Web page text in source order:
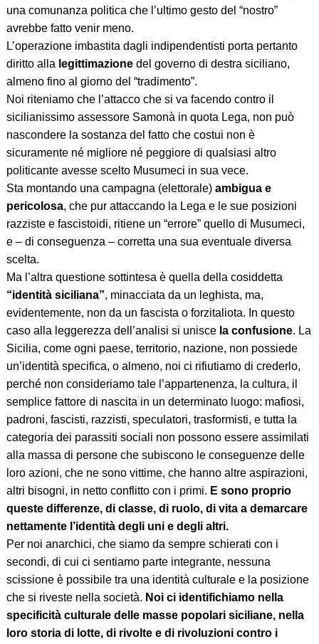
una comunanza politica che l’ultimo gesto del “nostro”
avrebbe fatto venir meno.
L’operazione imbastita dagli indipendentisti porta pertanto
diritto alla legittimazione del governo di destra siciliano,
almeno fino al giorno del “tradimento”.
Noi riteniamo che l’attacco che si va facendo contro il
sicilianissimo assessore Samonà in quota Lega, non può
nascondere la sostanza del fatto che costui non è
sicuramente né migliore né peggiore di qualsiasi altro
politicante avesse scelto Musumeci in sua vece.
Sta montando una campagna (elettorale)ambigua e
pericolosa, che pur attaccando la Lega e le sue posizioni
razziste e fascistoidi, ritiene un “errore” quello di Musumeci,
e – di conseguenza – corretta una sua eventuale diversa
scelta.
Ma l’altra questione sottintesa è quella della cosiddetta
“identità siciliana”, minacciata da un leghista, ma,
evidentemente, non da un fascista o forzitaliota. In questo
caso alla leggerezza dell’analisi si unisce la confusione. La
Sicilia, come ogni paese, territorio, nazione, non possiede
un’identità specifica, o almeno, noi ci rifiutiamo di crederlo,
perché non consideriamo tale l’appartenenza, la cultura, il
semplice fattore di nascita in un determinato luogo: mafiosi,
padroni, fascisti, razzisti, speculatori, trasformisti, e tutta la
categoria dei parassiti sociali non possono essere assimilati
alla massa di persone che subiscono le conseguenze delle
loro azioni, che ne sono vittime, che hanno altre aspirazioni,
altri bisogni, in netto conflitto con i primi. E sono proprio
queste differenze, di classe, di ruolo, di vita a demarcare
nettamente l’identità degli uni e degli altri.
Per noi anarchici, che siamo da sempre schierati con i
secondi, di cui ci sentiamo parte integrante, nessuna
scissione è possibile tra una identità culturale e la posizione
che si riveste nella società. Noi ci identifichiamo nella
specificità culturale delle masse popolari siciliane, nella
loro storia di lotte, di rivolte e di rivoluzioni contro i